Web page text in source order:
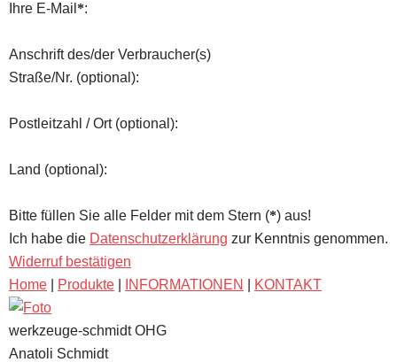
Ihre E-Mail *:
Anschrift des/der Verbraucher(s)
Straße/Nr. (optional):
Postleitzahl / Ort (optional):
Land (optional):
Bitte füllen Sie alle Felder mit dem Stern (*) aus!
Ich habe die Datenschutzerklärung zur Kenntnis genommen.
Widerruf bestätigen
Home
Produkte INFORMATIONEN KONTAKT
werkzeuge-schmidt OHG
Anatoli Schmidt